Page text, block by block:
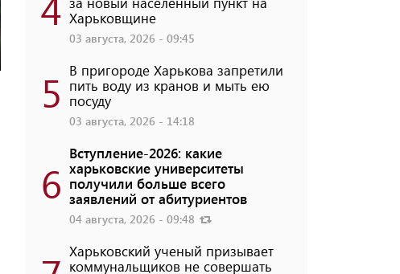
Харьковщине
03 августа, 2026 - 09:45
5 В пригороде Харькова запретили
пить воду из кранов и мыть ею
посуду
03 августа, 2026 - 14:18
6
Вступление-2026: какие
харьковские университеты
получили больше всего
заявлений от абитуриентов
04 августа, 2026 - 09:48
Харьковский ученый призывает
коммунальщиков не совершать